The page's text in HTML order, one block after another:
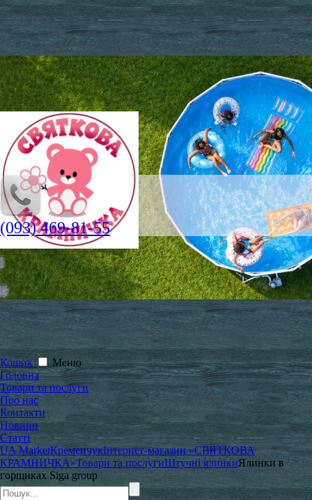
(093) 469-81-55
Кошик
Меню
Головна
Товари та послуги
Про нас
Контакти
Новини
Статті
UA MarketКременчукІнтернет-магазин «СВЯТКОВА
КРАМНИЧКА»Товари та послугиШтучні ялинкиЯлинки в
горщиках Siga group